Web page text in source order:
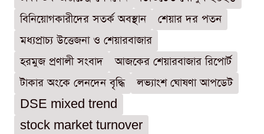
বিনিয়োগকারীদের সতর্ক অবস্থান
শেয়ার দর পতন
মধ্যপ্রাচ্য উত্তেজনা ও শেয়ারবাজার
হরমুজ প্রণালী সংবাদ
আজকের শেয়ারবাজার রিপোর্ট
টাকার অংকে লেনদেন বৃদ্ধি
লভ্যাংশ ঘোষণা আপডেট
DSE mixed trend
stock market turnover